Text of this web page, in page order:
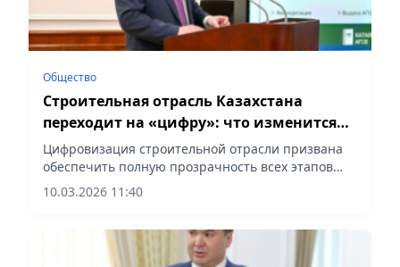
Общество
Строительная отрасль Казахстана
переходит на «цифру»: что изменится
для граждан и бизнеса
Цифровизация строительной отрасли призвана
обеспечить полную прозрачность всех этапов
реализации проектов, сообщает Vecher.kz.
10.03.2026 11:40